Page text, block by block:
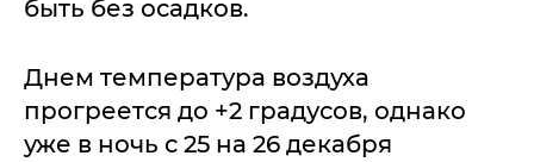
быть без осадков.
Днем температура воздуха
прогреется до +2 градусов, однако
уже в ночь с 25 на 26 декабря